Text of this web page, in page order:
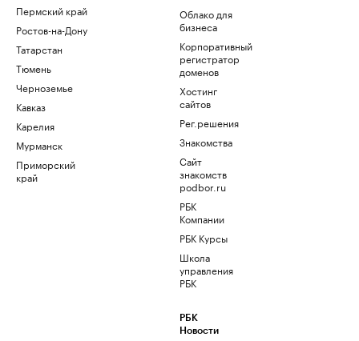
Пермский край
Ростов-на-Дону
Татарстан
Тюмень
Черноземье
Кавказ
Карелия
Мурманск
Приморский
край
Облако для
бизнеса
Корпоративный
регистратор
доменов
Хостинг
сайтов
Рег.решения
Знакомства
Сайт
знакомств
podbor.ru
РБК
Компании
РБК Курсы
Школа
управления
РБК
РБК
Новости